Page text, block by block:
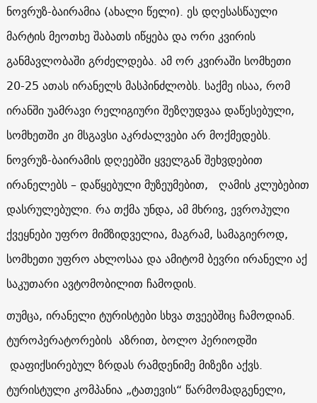
ნოვრუზ-ბაირამია (ახალი წელი). ეს დღესასწაული
მარტის მეოთხე შაბათს იწყება და ორი კვირის
განმავლობაში გრძელდება. ამ ორ კვირაში სომხეთი
20-25 ათას ირანელს მასპინძლობს. საქმე ისაა, რომ
ირანში უამრავი რელიგიური შეზღუდვაა დაწესებული,
სომხეთში კი მსგავსი აკრძალვები არ მოქმედებს.
ნოვრუზ-ბაირამის დღეებში ყველგან შეხვდებით
ირანელებს – დაწყებული მუზეუმებით, ღამის კლუბებით
დასრულებული. რა თქმა უნდა, ამ მხრივ, ევროპული
ქვეყნები უფრო მიმზიდველია, მაგრამ, სამაგიეროდ,
სომხეთი უფრო ახლოსაა და ამიტომ ბევრი ირანელი აქ
საკუთარი ავტომობილით ჩამოდის.
თუმცა, ირანელი ტურისტები სხვა თვეებშიც ჩამოდიან.
ტუროპერატორების აზრით, ბოლო პერიოდში
დაფიქსირებულ ზრდას რამდენიმე მიზეზი აქვს.
ტურისტული კომპანია „ტათევის“ წარმომადგენელი,